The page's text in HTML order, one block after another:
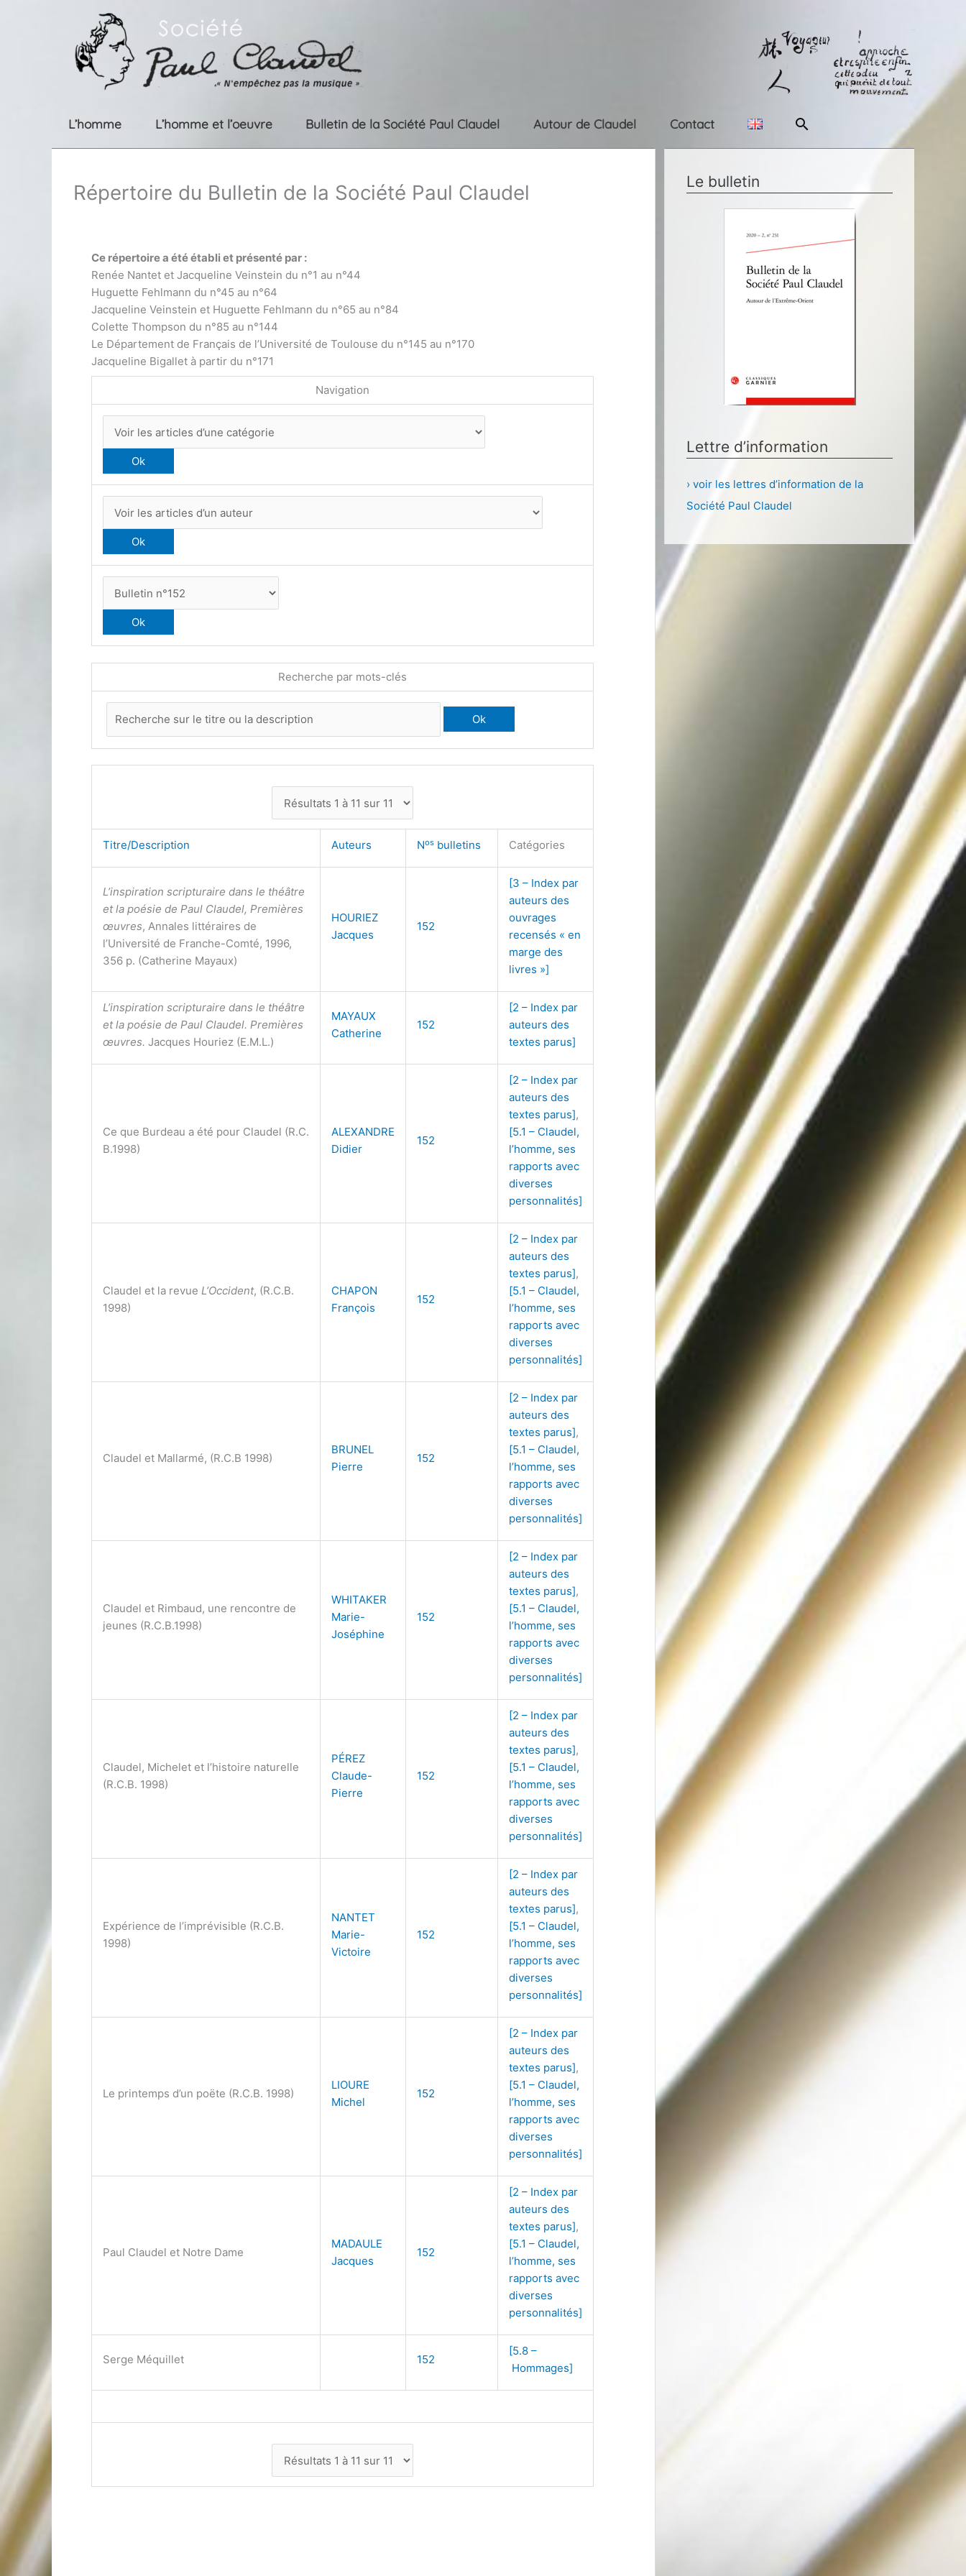
L’homme L’homme et l’oeuvre Bulletin de la Société Paul Claudel Autour de Claudel Contact Rechercher
Répertoire du Bulletin de la Société Paul Claudel
Ce répertoire a été établi et présenté par :
Renée Nantet et Jacqueline Veinstein du n°1 au n°44
Huguette Fehlmann du n°45 au n°64
Jacqueline Veinstein et Huguette Fehlmann du n°65 au n°84
Colette Thompson du n°85 au n°144
Le Département de Français de l’Université de Toulouse du n°145 au n°170
Jacqueline Bigallet à partir du n°171
Navigation
Recherche par mots-clés
Titre/Description Auteurs Nos bulletins Catégories
L’inspiration scripturaire dans le théâtre
et la poésie de Paul Claudel, Premières
œuvres, Annales littéraires de
l’Université de Franche-Comté, 1996,
356 p. (Catherine Mayaux)
HOURIEZ
Jacques
152
[3 – Index par
auteurs des
ouvrages
recensés « en
marge des
livres »]
L’inspiration scripturaire dans le théâtre
et la poésie de Paul Claudel. Premières
œuvres. Jacques Houriez (E.M.L.)
MAYAUX
Catherine
152
[2 – Index par
auteurs des
textes parus]
Ce que Burdeau a été pour Claudel (R.C.
B.1998)
ALEXANDRE
Didier
152
[2 – Index par
auteurs des
textes parus],
[5.1 – Claudel,
l’homme, ses
rapports avec
diverses
personnalités]
Claudel et la revue L’Occident, (R.C.B.
1998)
CHAPON
François
152
[2 – Index par
auteurs des
textes parus],
[5.1 – Claudel,
l’homme, ses
rapports avec
diverses
personnalités]
Claudel et Mallarmé, (R.C.B 1998)
BRUNEL
Pierre
152
[2 – Index par
auteurs des
textes parus],
[5.1 – Claudel,
l’homme, ses
rapports avec
diverses
personnalités]
Claudel et Rimbaud, une rencontre de
jeunes (R.C.B.1998)
WHITAKER
Marie-
Joséphine
152
[2 – Index par
auteurs des
textes parus],
[5.1 – Claudel,
l’homme, ses
rapports avec
diverses
personnalités]
Claudel, Michelet et l’histoire naturelle
(R.C.B. 1998)
PÉREZ
Claude-
Pierre
152
[2 – Index par
auteurs des
textes parus],
[5.1 – Claudel,
l’homme, ses
rapports avec
diverses
personnalités]
Expérience de l’imprévisible (R.C.B.
1998)
NANTET
Marie-
Victoire
152
[2 – Index par
auteurs des
textes parus],
[5.1 – Claudel,
l’homme, ses
rapports avec
diverses
personnalités]
Le printemps d’un poëte (R.C.B. 1998)
LIOURE
Michel
152
[2 – Index par
auteurs des
textes parus],
[5.1 – Claudel,
l’homme, ses
rapports avec
diverses
personnalités]
Paul Claudel et Notre Dame
MADAULE
Jacques
152
[2 – Index par
auteurs des
textes parus],
[5.1 – Claudel,
l’homme, ses
rapports avec
diverses
personnalités]
Serge Méquillet 152
[5.8 –
Hommages]
Le bulletin
Lettre d’information
› voir les lettres d’information de la
Société Paul Claudel